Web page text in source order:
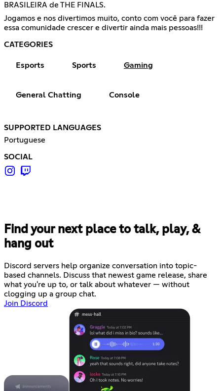
BRASILEIRA de THE FINALS.
Jogamos e nos divertimos muito, conto com você para fazer
essa comunidade crescer e divertir ainda mais pessoas!!!
CATEGORIES
Esports Sports Gaming
General Chatting Console
SUPPORTED LANGUAGES
Portuguese
SOCIAL
Find your next place to talk, play, &
hang out
Discord servers help organize conversation into topic-
based channels. Discuss that newest game release, share
what you're up to, or talk about whatever — without
clogging up a group chat.
Join Discord